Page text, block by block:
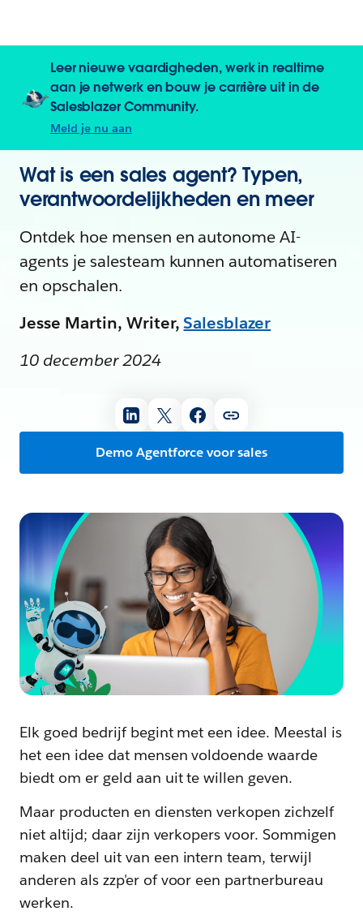
Leer nieuwe vaardigheden, werk in realtime
aan je netwerk en bouw je carrière uit in de
Salesblazer Community.
Meld je nu aan
Wat is een sales agent? Typen,
verantwoordelijkheden en meer
Ontdek hoe mensen en autonome AI-
agents je salesteam kunnen automatiseren
en opschalen.
Jesse Martin, Writer,Salesblazer
10 december 2024
Demo Agentforce voor sales
Elk goed bedrijf begint met een idee. Meestal is
het een idee dat mensen voldoende waarde
biedt om er geld aan uit te willen geven.
Maar producten en diensten verkopen zichzelf
niet altijd; daar zijn verkopers voor. Sommigen
maken deel uit van een intern team, terwijl
anderen als zzp'er of voor een partnerbureau
werken.